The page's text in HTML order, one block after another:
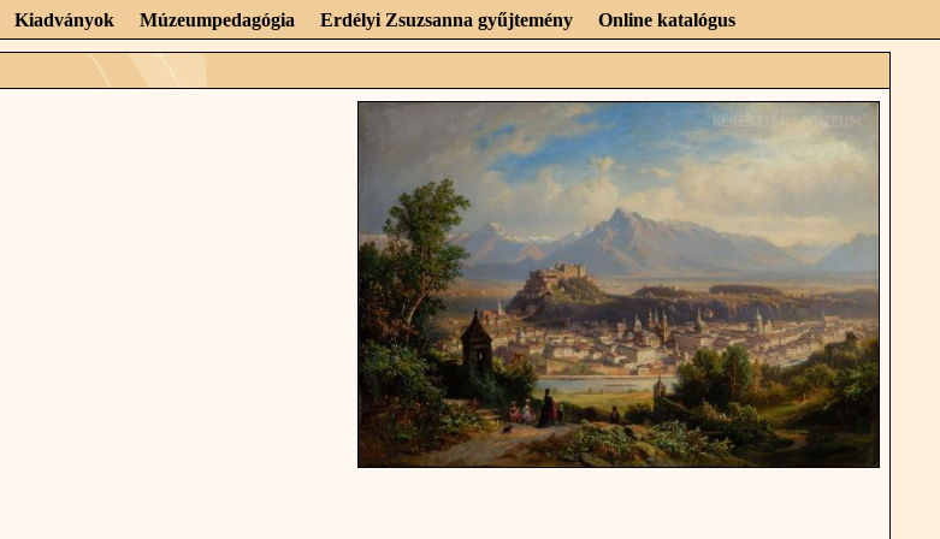
Kiadványok Múzeumpedagógia Erdélyi Zsuzsanna gyűjtemény Online katalógus